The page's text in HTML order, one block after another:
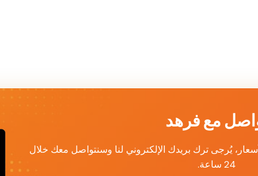
مع فرهد
يُرجى ترك بريدك الإلكتروني لنا وسنتواصل معك خلال
24 ساعة.